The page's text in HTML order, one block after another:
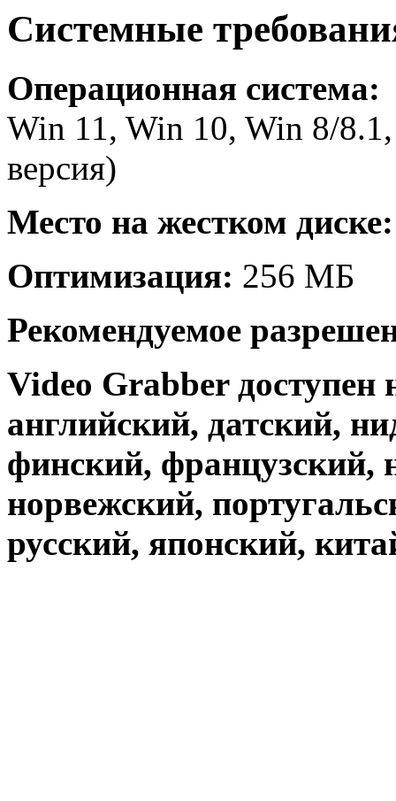
Системные
Операционная система:
Win 11, Win 10, Win 8/
версия)
Место на жестком диске:
Оптимизация: 256 МБ
Рекомендуемое
Video Grabber
английский, датский,
финский, французский,
норвежский,
русский, японский,